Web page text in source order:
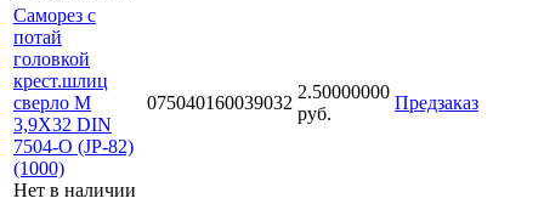
Саморез с
потай
головкой
крест.шлиц
сверло М
3,9Х32 DIN
7504-O (JP-82)
(1000)
Нет в наличии
075040160039032
2.50000000
руб.
Предзаказ